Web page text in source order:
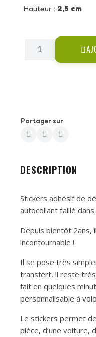
Hauteur : 2,5 cm
Partager sur
DESCRIPTION
Stickers adhésif de
autocollant taillé
Depuis bientôt 2ans,
incontournable !
Il se pose très
transfert, il reste très
fait en quelques
personnalisable à
Le stickers permet
pièce, d’une voiture,